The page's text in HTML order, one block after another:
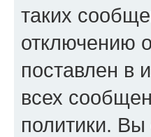
таких
отключению
поставлен в
всех
политики.